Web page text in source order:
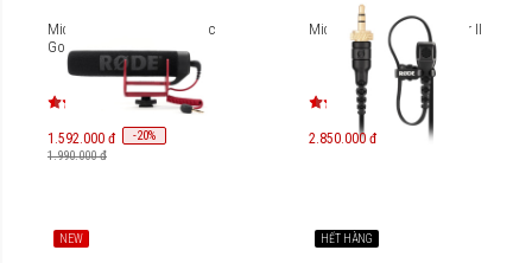
Microphone Rode VideoMic
Go
1.592.000 đ -20%
1.990.000 đ
Micro cài áo Rode Lavalier II
2.850.000 đ
NEW HẾT HÀNG